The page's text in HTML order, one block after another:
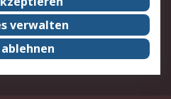
Nachhaltigkeit
Presse-Center
verwalten